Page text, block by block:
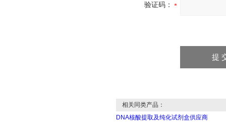
验证码：
相关同类产品：
DNA核酸提取及纯化试剂盒供应商